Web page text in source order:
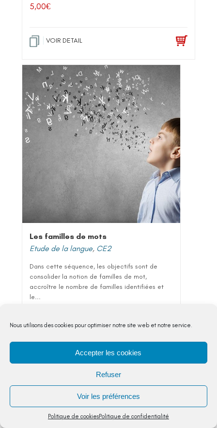
Nous utilisons des cookies pour optimiser notre site web et notre service.
Accepter les cookies
Refuser
Voir les préférences
Politique de cookiesPolitique de confidentialité
5,00€
VOIR DETAIL
Les familles de mots
Etude de la langue, CE2
Dans cette séquence, les objectifs sont de
consolider la notion de familles de mot,
accroître le nombre de familles identifiées et
le...
VOIR DETAIL